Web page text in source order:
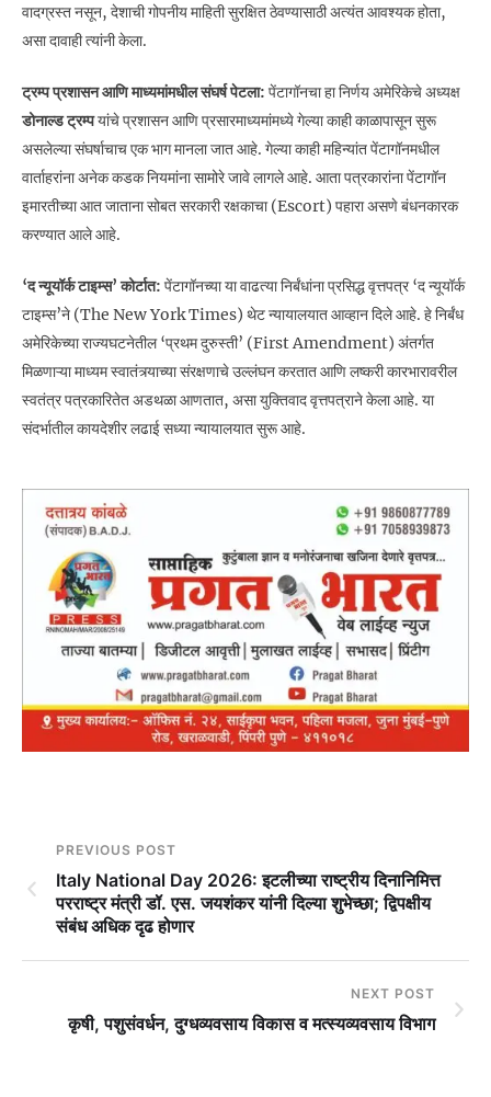
वादग्रस्त नसून, देशाची गोपनीय माहिती सुरक्षित ठेवण्यासाठी अत्यंत आवश्यक होता,
असा दावाही त्यांनी केला.
ट्रम्प प्रशासन आणि माध्यमांमधील संघर्ष पेटला: पेंटागॉनचा हा निर्णय अमेरिकेचे अध्यक्ष
डोनाल्ड ट्रम्पयांचे प्रशासन आणि प्रसारमाध्यमांमध्ये गेल्या काही काळापासून सुरू
असलेल्या संघर्षाचाच एक भाग मानला जात आहे. गेल्या काही महिन्यांत पेंटागॉनमधील
वार्ताहरांना अनेक कडक नियमांना सामोरे जावे लागले आहे. आता पत्रकारांना पेंटागॉन
इमारतीच्या आत जाताना सोबत सरकारी रक्षकाचा (Escort) पहारा असणे बंधनकारक
करण्यात आले आहे.
‘द न्यूयॉर्क टाइम्स’ कोर्टात: पेंटागॉनच्या या वाढत्या निर्बंधांना प्रसिद्ध वृत्तपत्र ‘द न्यूयॉर्क
टाइम्स’ने (The New York Times) थेट न्यायालयात आव्हान दिले आहे. हे निर्बंध
अमेरिकेच्या राज्यघटनेतील ‘प्रथम दुरुस्ती’ (First Amendment) अंतर्गत
मिळणाऱ्या माध्यम स्वातंत्र्याच्या संरक्षणाचे उल्लंघन करतात आणि लष्करी कारभारावरील
स्वतंत्र पत्रकारितेत अडथळा आणतात, असा युक्तिवाद वृत्तपत्राने केला आहे. या
संदर्भातील कायदेशीर लढाई सध्या न्यायालयात सुरू आहे.
PREVIOUS POST
Italy National Day 2026: इटलीच्या राष्ट्रीय दिनानिमित्त
परराष्ट्र मंत्री डॉ. एस. जयशंकर यांनी दिल्या शुभेच्छा; द्विपक्षीय
संबंध अधिक दृढ होणार
NEXT POST
कृषी, पशुसंवर्धन, दुग्‍धव्‍यवसाय विकास व मत्‍स्‍यव्‍यवसाय विभाग